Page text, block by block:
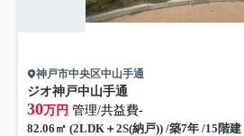
神戸市中央区中山手通
ジオ神戸中山手通
30万円 管理/共益費-
82.06㎡ (2LDK＋2S(納戸)) /築7年 /15階建